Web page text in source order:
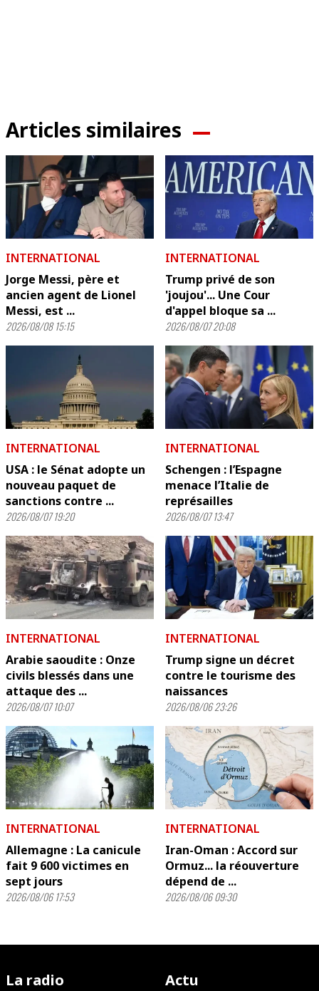
Articles similaires
INTERNATIONAL
Jorge Messi, père et
ancien agent de Lionel
Messi, est ...
2026/08/08 15:15
INTERNATIONAL
Trump privé de son
'joujou'... Une Cour
d'appel bloque sa ...
2026/08/07 20:08
INTERNATIONAL
USA : le Sénat adopte un
nouveau paquet de
sanctions contre ...
2026/08/07 19:20
INTERNATIONAL
Schengen : l’Espagne
menace l’Italie de
représailles
2026/08/07 13:47
INTERNATIONAL
Arabie saoudite : Onze
civils blessés dans une
attaque des ...
2026/08/07 10:07
INTERNATIONAL
Trump signe un décret
contre le tourisme des
naissances
2026/08/06 23:26
INTERNATIONAL
Allemagne : La canicule
fait 9 600 victimes en
sept jours
2026/08/06 17:53
INTERNATIONAL
Iran-Oman : Accord sur
Ormuz... la réouverture
dépend de ...
2026/08/06 09:30
La radio Actu